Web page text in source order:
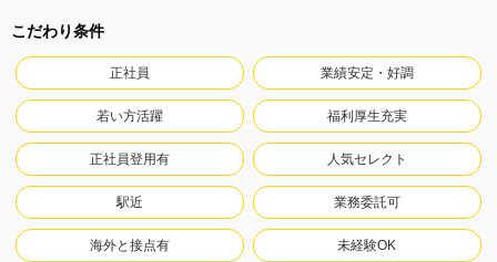
こだわり条件
正社員 業績安定・好調
若い方活躍 福利厚生充実
正社員登用有 人気セレクト
駅近 業務委託可
海外と接点有 未経験OK